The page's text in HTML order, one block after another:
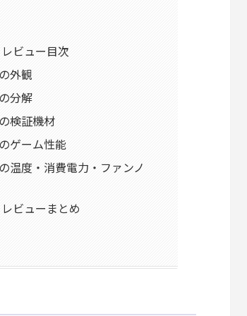
ビュー目次
外観
分解
検証機材
ゲーム性能
温度・消費電力・ファンノ
ビューまとめ